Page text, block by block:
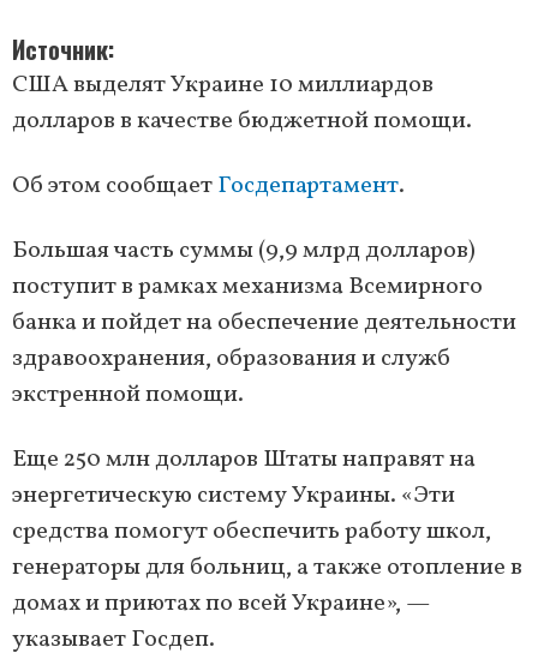
Источник
США выделят Украине 10 миллиардов
долларов в качестве бюджетной помощи.
Об этом сообщаетГосдепартамент.
Большая часть суммы (9,9 млрд долларов)
поступит в рамках механизма Всемирного
банка и пойдет на обеспечение деятельности
здравоохранения, образования и служб
экстренной помощи.
Еще 250 млн долларов Штаты направят на
энергетическую систему Украины. «Эти
средства помогут обеспечить работу школ,
генераторы для больниц, а также отопление в
домах и приютах по всей Украине», —
указывает Госдеп.